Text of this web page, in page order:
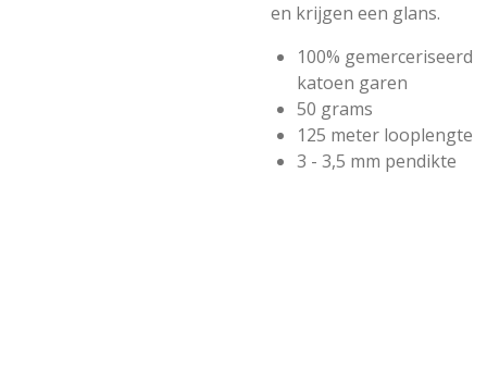
en krijgen een glans.
100% gemerceriseerd
katoen garen
50 grams
125 meter looplengte
3 - 3,5 mm pendikte